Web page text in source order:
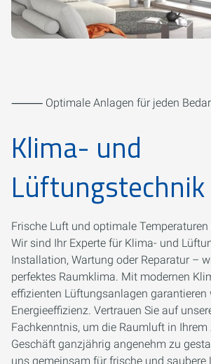
⸻ Optimale Anlagen für jeden
Klima- und
Lüftungstechnik
Frische Luft und optimale Temperaturen
Wir sind Ihr Experte für Klima- und
Installation, Wartung oder Reparatur –
perfektes Raumklima. Mit modernen
effizienten Lüftungsanlagen garantieren
Energieeffizienz. Vertrauen Sie auf
Fachkenntnis, um die Raumluft in Ihrem
Geschäft ganzjährig angenehm zu
uns gemeinsam für frische und saubere